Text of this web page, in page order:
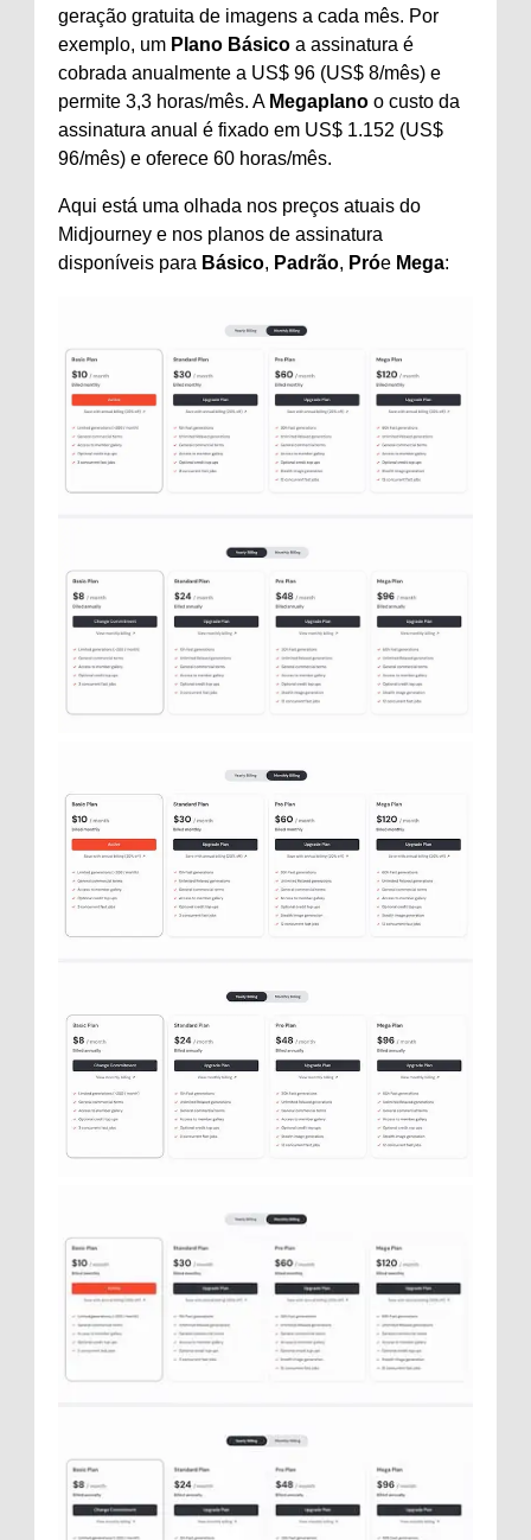
geração gratuita de imagens a cada mês. Por
exemplo, um Plano Básico a assinatura é
cobrada anualmente a US$ 96 (US$ 8/mês) e
permite 3,3 horas/mês. A Megaplano o custo da
assinatura anual é fixado em US$ 1.152 (US$
96/mês) e oferece 60 horas/mês.
Aqui está uma olhada nos preços atuais do
Midjourney e nos planos de assinatura
disponíveis para Básico, Padrão, Próe Mega: